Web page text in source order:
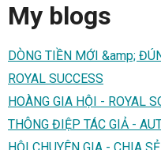
My blogs
DÒNG TIỀN MỚI &amp;
ROYAL SUCCESS
HOÀNG GIA HỘI - ROYAL
THÔNG ĐIỆP TÁC GIẢ -